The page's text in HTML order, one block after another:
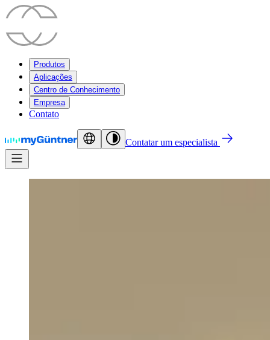
Produtos
Aplicações
Centro de Conhecimento
Empresa
Contato
Contatar um especialista